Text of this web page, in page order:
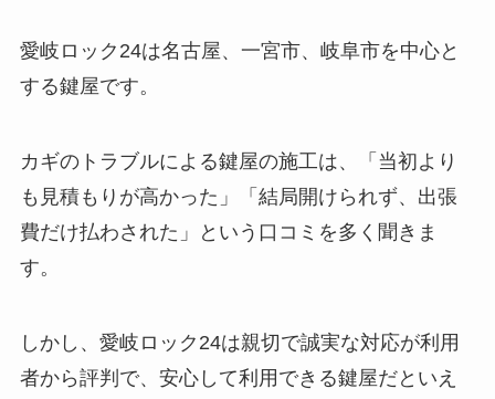
愛岐ロック24は名古屋、一宮市、岐阜市を中心と
する鍵屋です。
カギのトラブルによる鍵屋の施工は、「当初より
も見積もりが高かった」「結局開けられず、出張
費だけ払わされた」という口コミを多く聞きま
す。
しかし、愛岐ロック24は親切で誠実な対応が利用
者から評判で、安心して利用できる鍵屋だといえ